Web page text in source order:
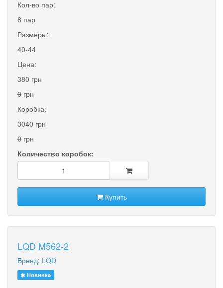
Кол-во пар:
8 пар
Размеры:
40-44
Цена:
380 грн
0 грн
Коробка:
3040 грн
0 грн
Количество коробок:
Купить
LQD M562-2
Бренд: LQD
Новинка